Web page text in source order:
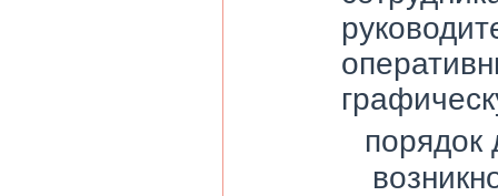
порядок